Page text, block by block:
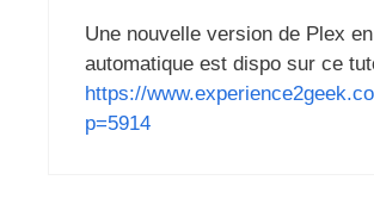
Une nouvelle version de Plex en
automatique est dispo sur ce
https://
p=5914